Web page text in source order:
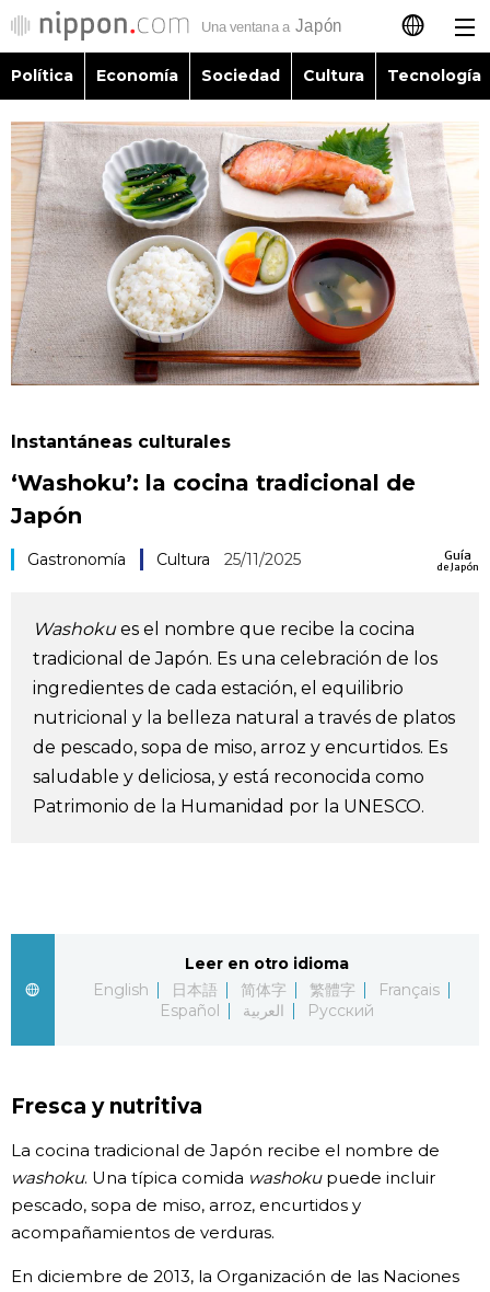
日本語
English
简体字
繁體字
Français
العربية
Política
Economía
Sociedad
Vida
Vídeos e imágenes
En profundidad
Más
Fragmentos de Japón
Tokio
Avisos
Política Economía Sociedad Cultura Tecnología
Instantáneas culturales
‘Washoku’: la cocina tradicional de
Japón
Guía
de Japón
Gastronomía Cultura 25/11/2025
Washokues el nombre que recibe la cocina
tradicional de Japón. Es una celebración de los
ingredientes de cada estación, el equilibrio
nutricional y la belleza natural a través de platos
de pescado, sopa de miso, arroz y encurtidos. Es
saludable y deliciosa, y está reconocida como
Patrimonio de la Humanidad por la UNESCO.
Leer en otro idioma
English
日本語 简体字 繁體字
Français
Español
العربية Русский
Fresca y nutritiva
La cocina tradicional de Japón recibe el nombre de
washoku. Una típica comida washokupuede incluir
pescado, sopa de miso, arroz, encurtidos y
acompañamientos de verduras.
En diciembre de 2013, la Organización de las Naciones